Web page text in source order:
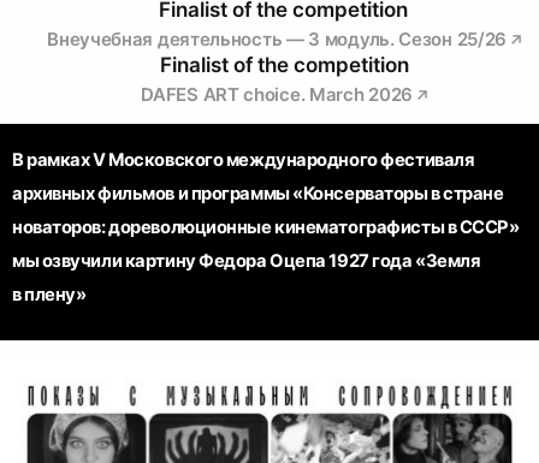
Finalist of the competition
Внеучебная деятельность — 3 модуль. Сезон 25/26
Finalist of the competition
DAFES ART choice. March 2026
В рамках V Московского международного фестиваля
архивных фильмов и программы «Консерваторы в стране
новаторов: дореволюционные кинематографисты в СССР»
мы озвучили картину Федора Оцепа 1927 года «Земля
в плену»